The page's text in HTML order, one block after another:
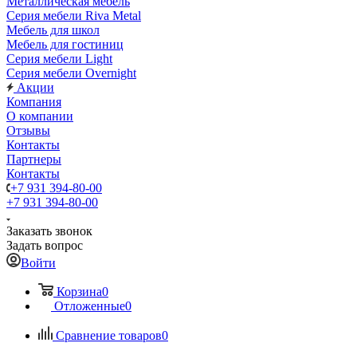
Серия мебели Riva Metal
Мебель для школ
Мебель для гостиниц
Серия мебели Light
Серия мебели Overnight
Акции
Компания
О компании
Отзывы
Контакты
Партнеры
Контакты
+7 931 394-80-00
+7 931 394-80-00
Заказать звонок
Задать вопрос
Войти
Корзина0
Отложенные0
Сравнение товаров0